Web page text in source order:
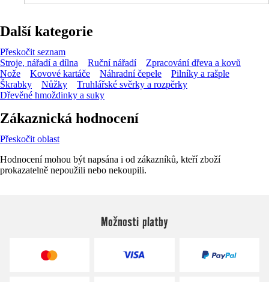
Další kategorie
Přeskočit seznam
Stroje, nářadí a dílna
Ruční nářadí
Zpracování dřeva a kovů
Nože
Kovové kartáče Náhradní čepele
Pilníky a rašple
Škrabky
Nůžky
Truhlářské svěrky a rozpěrky
Dřevěné hmoždinky a suky
Zákaznická hodnocení
Přeskočit oblast
Hodnocení mohou být napsána i od zákazníků, kteří zboží
prokazatelně nepoužili nebo nekoupili.
Možnosti platby